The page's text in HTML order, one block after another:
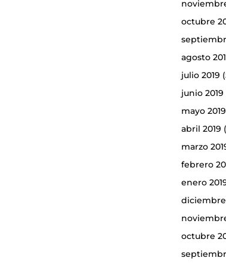
octubre
agosto
julio 2019
junio 2019
mayo 2019
abril 2019
marzo
febrero
enero
diciembre
octubre